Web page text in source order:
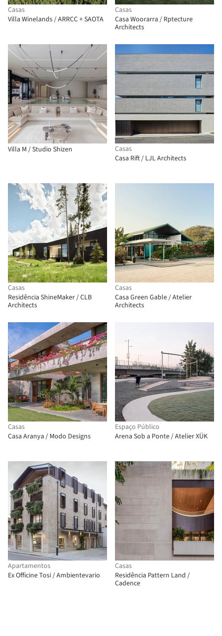
Casas
Villa Winelands / ARRCC + SAOTA
Casas
Casa Woorarra / Rptecture
Architects
Villa M / Studio Shizen
Casas
Casa Rift / LJL Architects
Casas
Residência ShineMaker / CLB
Architects
Casas
Casa Green Gable / Atelier
Architects
Casas
Casa Aranya / Modo Designs
Espaço Público
Arena Sob a Ponte / Atelier XÜK
Apartamentos
Ex Officine Tosi / Ambientevario
Casas
Residência Pattern Land /
Cadence